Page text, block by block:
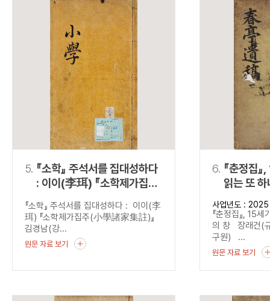
5. 『소학』 주석서를 집대성하다
: 이이(李珥) 『소학제가집주
『소학』 주석서를 집대성하다 : 이이(李
珥) 『소학제가집주(小學諸家集註)』
김경남(강...
원문 자료 보기
6. 『춘정집
읽는 또
사업년도 : 2025
『춘정집』, 15
의 창 장래건(
구원) ...
원문 자료 보기